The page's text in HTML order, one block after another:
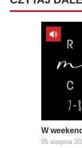
W
05 sierpnia